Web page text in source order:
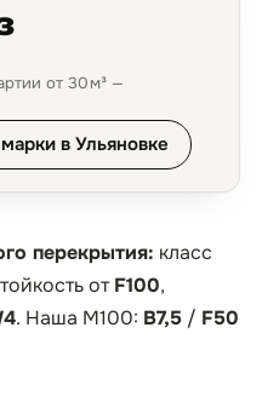
от 30 м³ —
в Ульяновке
перекрытия: класс
отF100,
. Наша М100: B7,5 / F50